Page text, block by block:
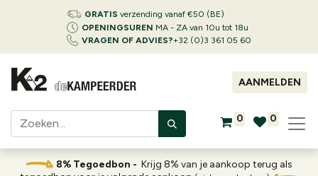
GRATIS verzending vanaf €50 (BE)
OPENINGSUREN MA - ZA van 10u tot 18u
VRAGEN OF ADVIES?+32 (0)3 361 05 60
AANMELDEN
0 0
8% Tegoedbon - Krijg 8% van je aankoop terug als